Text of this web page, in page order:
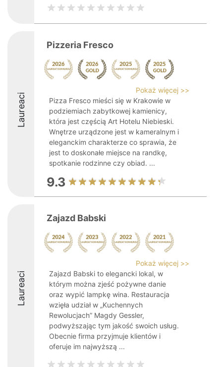
Laureaci
Pizzeria Fresco
Pokaż więcej >>
Pizza Fresco mieści się w Krakowie w
podziemiach zabytkowej kamienicy,
która jest częścią Art Hotelu Niebieski.
Wnętrze urządzone jest w kameralnym i
eleganckim charakterze co sprawia, że
jest to doskonałe miejsce na randkę,
spotkanie rodzinne czy obiad. ...
9.3
Laureaci
Zajazd Babski
Pokaż więcej >>
Zajazd Babski to elegancki lokal, w
którym można zjeść pożywne danie
oraz wypić lampkę wina. Restauracja
wzięła udział w „Kuchennych
Rewolucjach” Magdy Gessler,
podwyższając tym jakość swoich usług.
Obecnie firma przyjmuje klientów i
oferuje im najwyższą ...